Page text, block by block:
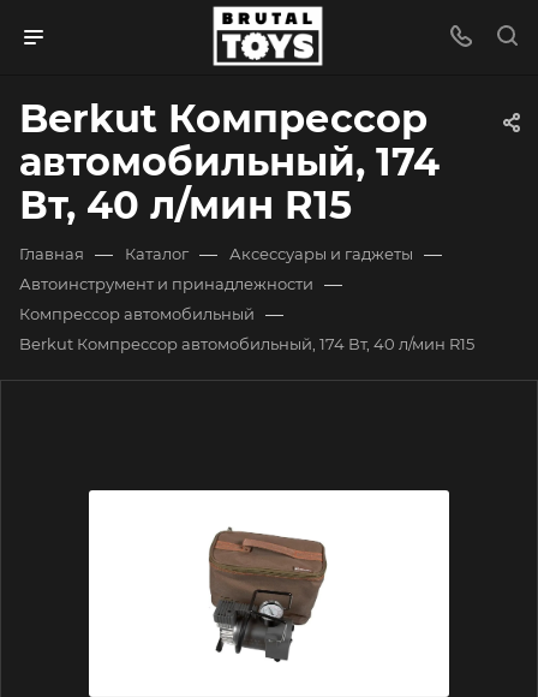
Berkut Компрессор
автомобильный, 174
Вт, 40 л/мин R15
Главная — Каталог — Аксессуары и гаджеты —
Автоинструмент и принадлежности —
Компрессор автомобильный —
Berkut Компрессор автомобильный, 174 Вт, 40 л/мин R15